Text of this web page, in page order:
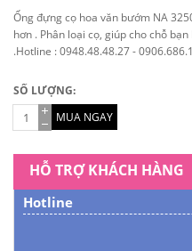
Ống đựng cọ hoa văn bướm NA
hơn . Phân loại cọ, giúp cho chỗ
.Hotline : 0948.48.48.27 -
SỐ LƯỢNG:
MUA NGAY
HỖ TRỢ KHÁCH HÀNG
Hotline